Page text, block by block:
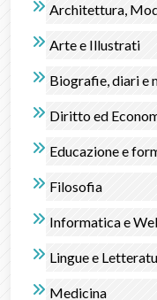
Architettura,
Arte e Illustrati
Biografie, diari e
Diritto ed
Educazione e
Filosofia
Informatica e
Lingue e
Medicina